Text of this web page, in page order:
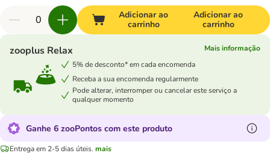
Adicionar ao
carrinho
Adicionar ao
carrinho
zooplus Relax
Mais informação
5% de desconto* em cada encomenda
Receba a sua encomenda regularmente
Pode alterar, interromper ou cancelar este serviço a
qualquer momento
Ganhe 6 zooPontos com este produto
Entrega em 2-5 dias úteis. mais